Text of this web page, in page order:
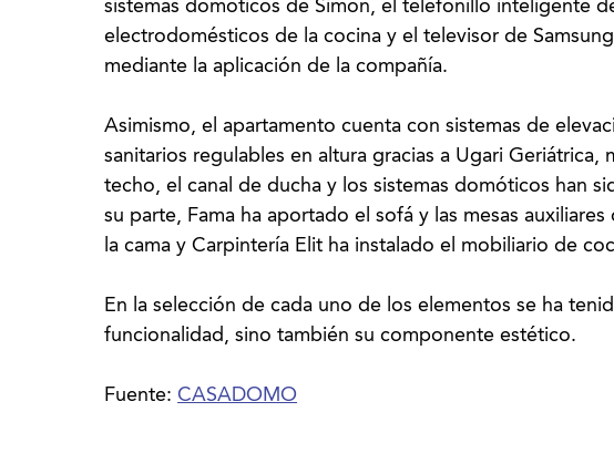
sistemas domóticos de Simon, el telefonillo inteligente
electrodomésticos de la cocina y el televisor de
mediante la aplicación de la compañía.
Asimismo, el apartamento cuenta con sistemas de
sanitarios regulables en altura gracias a Ugari Geriátrica,
techo, el canal de ducha y los sistemas domóticos han
su parte, Fama ha aportado el sofá y las mesas
la cama y Carpintería Elit ha instalado el mobiliario de
En la selección de cada uno de los elementos se ha
funcionalidad, sino también su componente estético.
Fuente:CASADOMO